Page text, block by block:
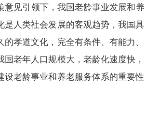
意见引领下，我国老龄事业发展和养
人类社会发展的客观趋势，我国具
孝道文化，完全有条件、有能力、
老年人口规模大，老龄化速度快，
老龄事业和养老服务体系的重要性